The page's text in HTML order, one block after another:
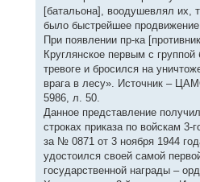
[батальона], воодушевлял их,
было быстрейшее
При появлении пр-ка
Круглянское первым с
тревоге и бросился на
врага в лесу». Источник –
5986, л. 50.
Данное представление
строках приказа по войскам 3-
за № 0871 от 3 ноября 1944
удостоился своей самой
государственной награды –